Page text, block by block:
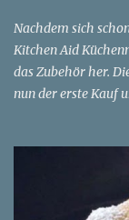
Nachdem sich
Kitchen Aid
das Zubehör her.
nun der erste Kauf
plastikartigen
vorn an die
das Material